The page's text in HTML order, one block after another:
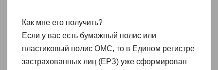
Как мне его получить?
Если у вас есть бумажный полис или
пластиковый полис ОМС, то в Едином регистре
застрахованных лиц (ЕРЗ) уже сформирован